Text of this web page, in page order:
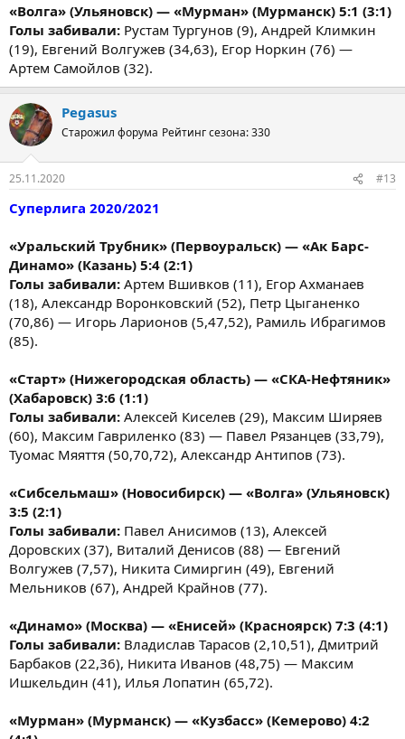
«Волга» (Ульяновск) — «Мурман» (Мурманск) 5:1 (3:1)
Голы забивали: Рустам Тургунов (9), Андрей Климкин
(19), Евгений Волгужев (34,63), Егор Норкин (76) —
Артем Самойлов (32).
Pegasus
Старожил форума Рейтинг сезона: 330
25.11.2020 #13
Суперлига 2020/2021
«Уральский Трубник» (Первоуральск) — «Ак Барс-
Динамо» (Казань) 5:4 (2:1)
Голы забивали: Артем Вшивков (11), Егор Ахманаев
(18), Александр Воронковский (52), Петр Цыганенко
(70,86) — Игорь Ларионов (5,47,52), Рамиль Ибрагимов
(85).
«Старт» (Нижегородская область) — «СКА-Нефтяник»
(Хабаровск) 3:6 (1:1)
Голы забивали: Алексей Киселев (29), Максим Ширяев
(60), Максим Гавриленко (83) — Павел Рязанцев (33,79),
Туомас Мяяття (50,70,72), Александр Антипов (73).
«Сибсельмаш» (Новосибирск) — «Волга» (Ульяновск)
3:5 (2:1)
Голы забивали: Павел Анисимов (13), Алексей
Доровских (37), Виталий Денисов (88) — Евгений
Волгужев (7,57), Никита Симиргин (49), Евгений
Мельников (67), Андрей Крайнов (77).
«Динамо» (Москва) — «Енисей» (Красноярск) 7:3 (4:1)
Голы забивали: Владислав Тарасов (2,10,51), Дмитрий
Барбаков (22,36), Никита Иванов (48,75) — Максим
Ишкельдин (41), Илья Лопатин (65,72).
«Мурман» (Мурманск) — «Кузбасс» (Кемерово) 4:2